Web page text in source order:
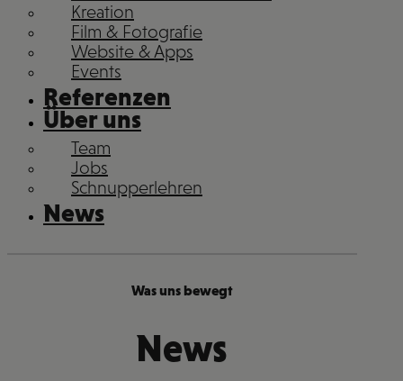
Kreation
Film & Fotografie
Website & Apps
Events
Referenzen
Über uns
Team
Jobs
Schnupperlehren
News
Was uns bewegt
News